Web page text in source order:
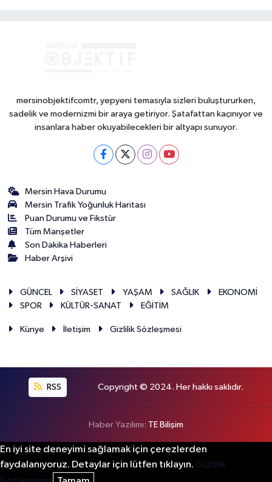
mersinobjektifcomtr, yepyeni temasıyla sizleri buluştururken,
sadelik ve modernizmi bir araya getiriyor. Şatafattan kaçınıyor ve
insanlara haber okuyabilecekleri bir altyapı sunuyor.
Mersin Hava Durumu
Mersin Trafik Yoğunluk Haritası
Puan Durumu ve Fikstür
Tüm Manşetler
Son Dakika Haberleri
Haber Arşivi
GÜNCEL SİYASET YAŞAM SAĞLIK
EKONOMİ
SPOR
KÜLTÜR-SANAT EĞİTİM
Künye İletişim Gizlilik Sözleşmesi
RSS Copyright © 2024. Her hakkı saklıdır.
Haber Yazılımı: TE Bilişim
En iyi site deneyimi sağlamak için çerezlerden
faydalanıyoruz. Detaylar için lütfen tıklayın. Gizlilik